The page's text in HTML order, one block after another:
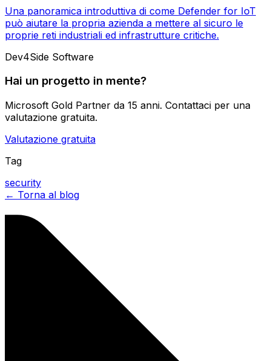
Una panoramica introduttiva di come Defender for IoT
può aiutare la propria azienda a mettere al sicuro le
proprie reti industriali ed infrastrutture critiche.
Dev4Side Software
Hai un progetto in mente?
Microsoft Gold Partner da 15 anni. Contattaci per una
valutazione gratuita.
Valutazione gratuita
Tag
security
← Torna al blog